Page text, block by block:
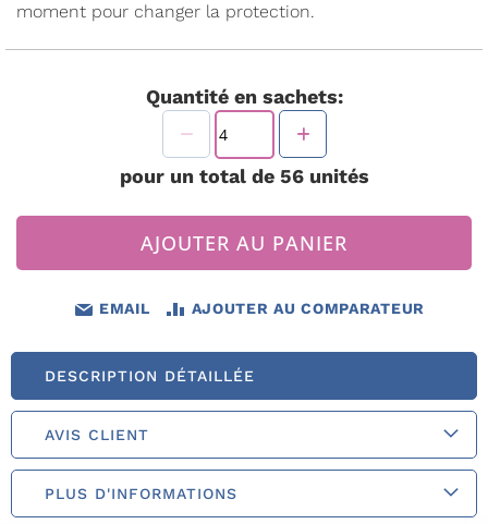
moment pour changer la protection.
Quantité en sachets:
pour un total de 56unités
AJOUTER AU PANIER
EMAIL AJOUTER AU COMPARATEUR
DESCRIPTION DÉTAILLÉE
AVIS CLIENT
PLUS D'INFORMATIONS